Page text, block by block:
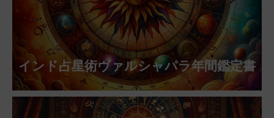
インド占星術ヴァルシャパラ年間鑑定書